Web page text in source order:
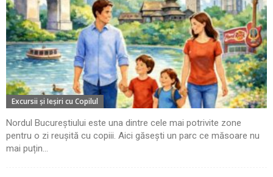
Excursii şi Ieşiri cu Copilul
Nordul Bucureștiului este una dintre cele mai potrivite zone
pentru o zi reușită cu copiii. Aici găsești un parc ce măsoare nu
mai puțin...